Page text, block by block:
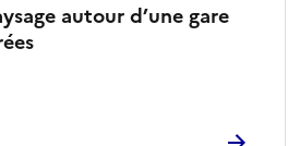
autour d’une gare